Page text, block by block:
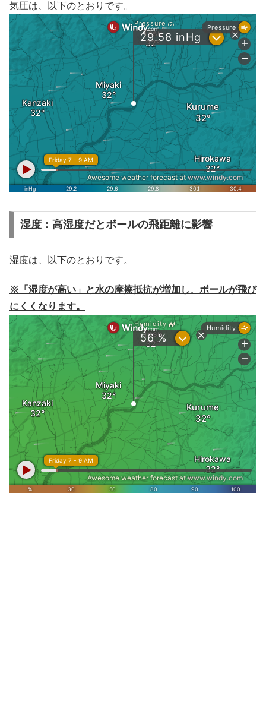
気圧は、以下のとおりです。
湿度：高湿度だとボールの飛距離に影響
湿度は、以下のとおりです。
※「湿度が高い」と水の摩擦抵抗が増加し、ボールが飛び
にくくなります。